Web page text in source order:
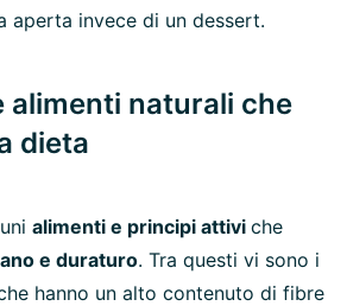
aperta invece di un dessert.
alimenti naturali che
dieta
alimenti e principi attivi che
e duraturo. Tra questi vi sono i
hanno un alto contenuto di fibre